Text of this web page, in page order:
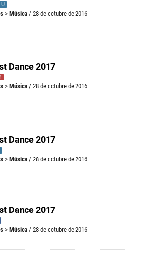
U
> Música / 28 de octubre de 2016
Dance 2017
> Música / 28 de octubre de 2016
Dance 2017
> Música / 28 de octubre de 2016
Dance 2017
> Música / 28 de octubre de 2016